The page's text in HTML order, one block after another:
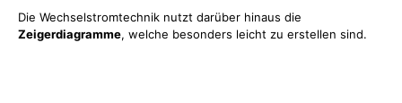
Die Wechselstromtechnik nutzt darüber hinaus die
Zeigerdiagramme, welche besonders leicht zu erstellen sind.